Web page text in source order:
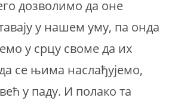
дозволимо да оне
у нашем уму, па онда
у срцу своме да их
се њима наслађујемо,
у паду. И полако та